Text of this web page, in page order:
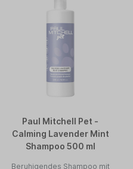
Paul Mitchell Pet -
Calming Lavender Mint
Shampoo 500 ml
Beruhigendes Shampoo mit